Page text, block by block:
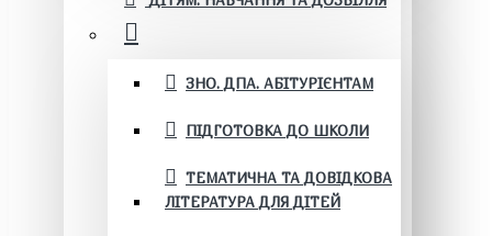
ЗНО. ДПА. АБІТУРІЄНТАМ
ПІДГОТОВКА ДО ШКОЛИ
ТЕМАТИЧНА ТА ДОВІДКОВА
ЛІТЕРАТУРА ДЛЯ ДІТЕЙ